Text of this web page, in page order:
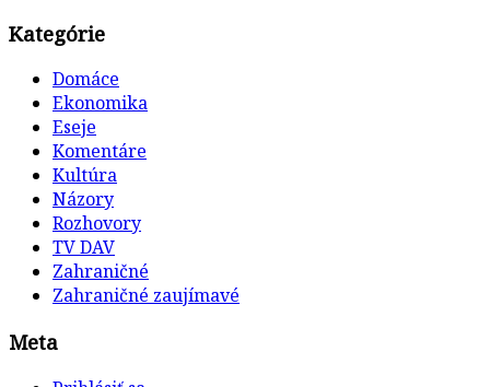
Kategórie
Domáce
Ekonomika
Eseje
Komentáre
Kultúra
Názory
Rozhovory
TV DAV
Zahraničné
Zahraničné zaujímavé
Meta